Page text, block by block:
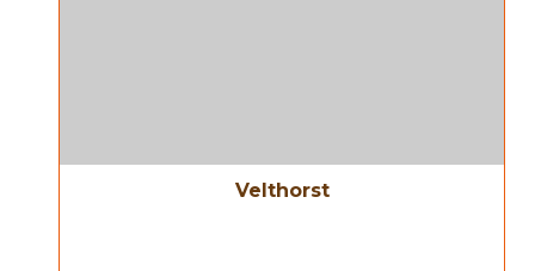
Velthorst